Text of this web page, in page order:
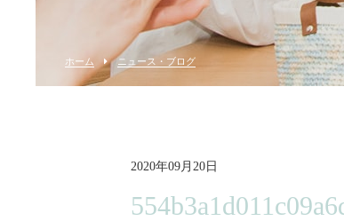
ホーム ニュース・ブログ
2020年09月20日